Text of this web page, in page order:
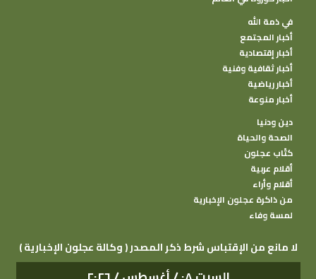
في ذمة الله
أخبار المجتمع
أخبار إقتصادية
أخبار ثقافية وفنية
أخبار رياضية
أخبار منوعة
دين ودنيا
الصحة والحياة
كتًاب عجلون
أقلام عربية
أقلام وأراء
من ذاكرة عجلون الإخبارية
لمسة وفاء
( وكالة عجلون الإخبارية ) لا مانع من الإقتباس شرط ذكر المصدر